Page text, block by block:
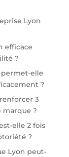
Lyon
efficace
?
elle
?
3
marque ?
elle 2 fois
?
Lyon peut-